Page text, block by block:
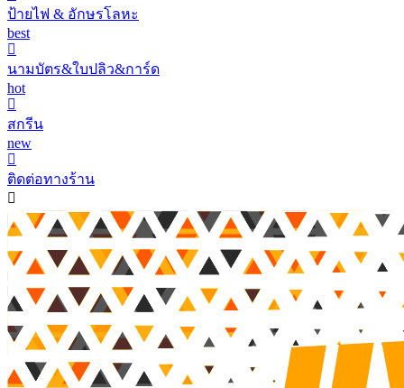
ป้ายไฟ & อักษรโลหะ
best
นามบัตร&ใบปลิว&การ์ด
hot
สกรีน
new
ติดต่อทางร้าน